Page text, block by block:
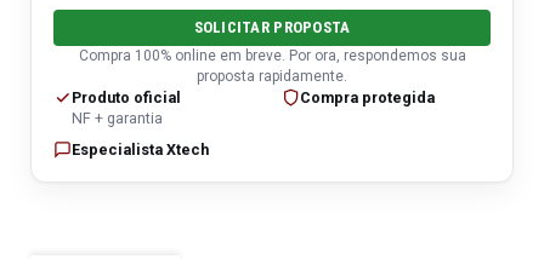
SOLICITAR PROPOSTA
Compra 100% online em breve. Por ora, respondemos sua
proposta rapidamente.
Produto oficial
NF + garantia
Compra protegida
Especialista Xtech